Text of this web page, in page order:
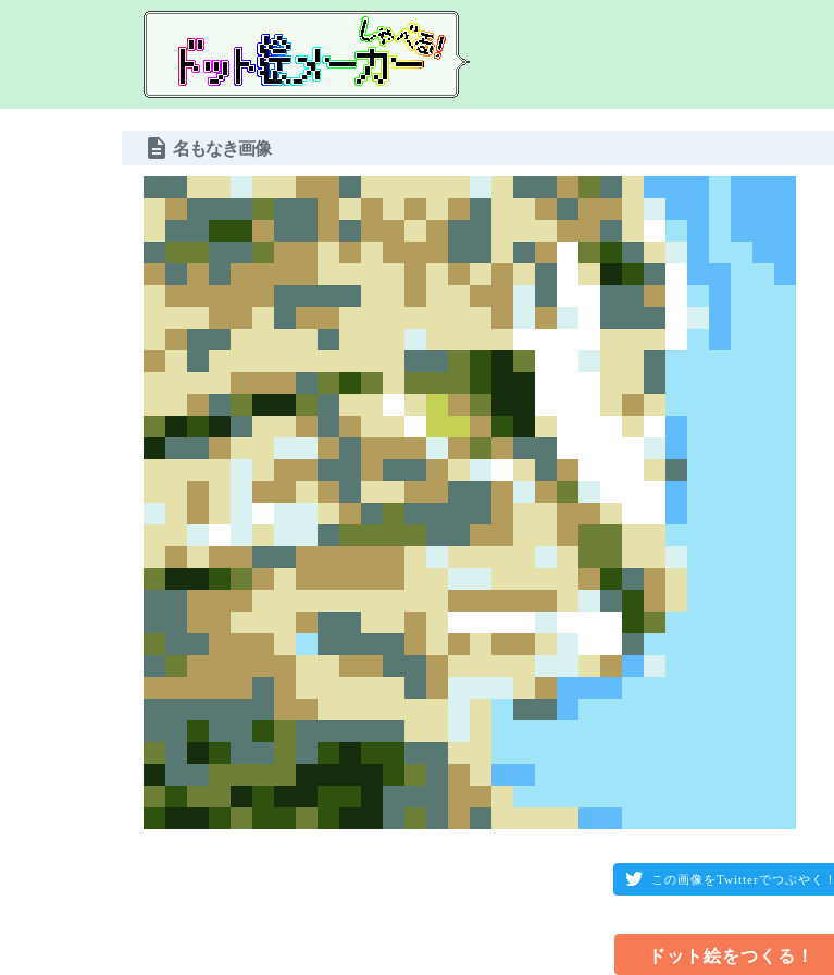
description 名もなき画像
この画像をTwitterでつぶやく！
ドット絵をつくる！